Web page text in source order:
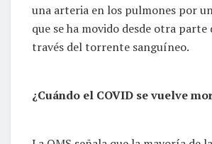
una arteria en los pulmones por
que se ha movido desde otra parte
través del torrente sanguíneo.
¿Cuándo el COVID se vuelve